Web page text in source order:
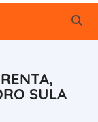
SULA